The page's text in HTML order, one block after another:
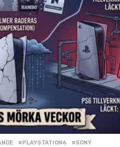
,#PLAYSTATION6 ,#SONY